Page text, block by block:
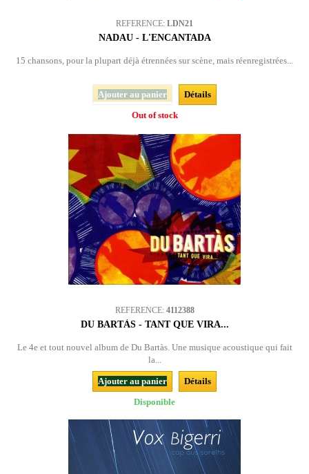
REFERENCE: LDN21
NADAU - L'ENCANTADA
15 chansons, pour la plupart déjà étrennées sur scène, mais réenregistrées...
Ajouter au panier
Détails
Out of stock
REFERENCE: 4112388
DU BARTÀS - TANT QUE VIRA...
Le 4e et tout nouvel album de Du Bartàs. Une musique acoustique qui fait
la...
Ajouter au panier
Détails
Disponible